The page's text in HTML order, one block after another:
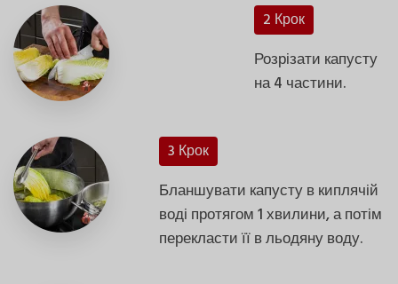
2 Крок
Розрізати капусту
на 4 частини.
3 Крок
Бланшувати капусту в киплячій
воді протягом 1 хвилини, а потім
перекласти її в льодяну воду.